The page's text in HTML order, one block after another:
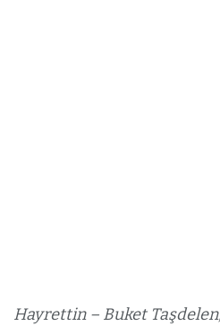
Hayrettin – Buket